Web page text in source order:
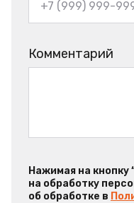
Комментарий
Нажимая на кнопку
на обработку
об обработке в